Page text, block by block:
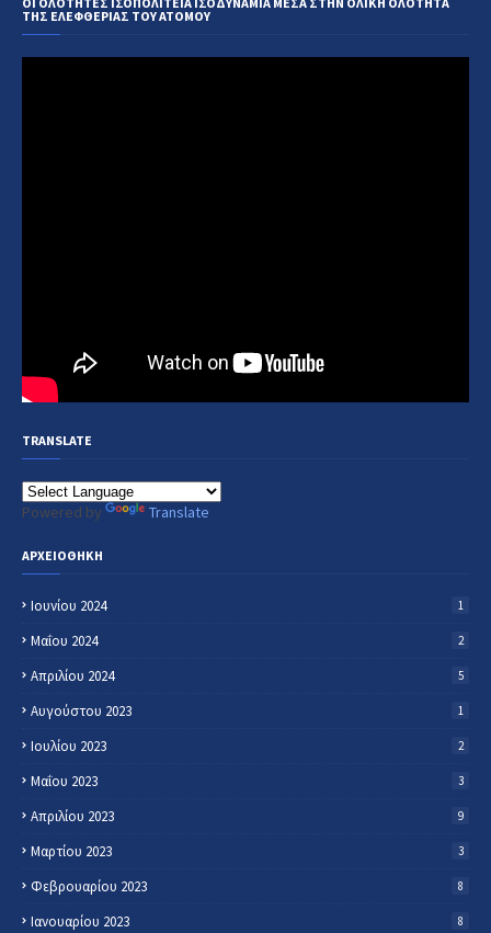
ΤΗΣ ΕΛΕΦΘΕΡΙΑΣ ΤΟΥ ΑΤΟΜΟΥ
TRANSLATE
Powered by Translate
ΑΡΧΕΙΟΘΗΚΗ
Ιουνίου 2024 1
Μαΐου 2024 2
Απριλίου 2024 5
Αυγούστου 2023 1
Ιουλίου 2023 2
Μαΐου 2023 3
Απριλίου 2023 9
Μαρτίου 2023 3
Φεβρουαρίου 2023 8
Ιανουαρίου 2023 8